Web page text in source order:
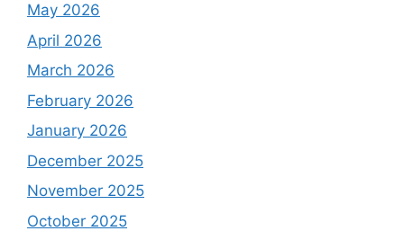
May 2026
April 2026
March 2026
February 2026
January 2026
December 2025
November 2025
October 2025